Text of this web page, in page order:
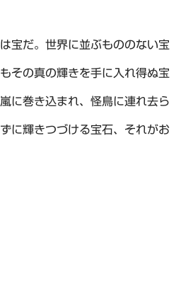
宝だ。世界に並ぶもののない宝
その真の輝きを手に入れ得ぬ宝
に巻き込まれ、怪鳥に連れ去ら
に輝きつづける宝石、それがお